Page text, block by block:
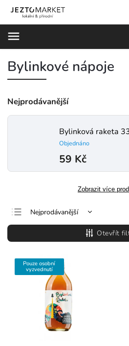
Bylinkové nápoje
Nejprodávanější
Bylinková raketa
Objednáno
59 Kč
Zobrazit více
Nejprodávanější
Nejlevnější
Nejdražší
Abecedně
Otevřít
Pouze osobní
vyzvednutí